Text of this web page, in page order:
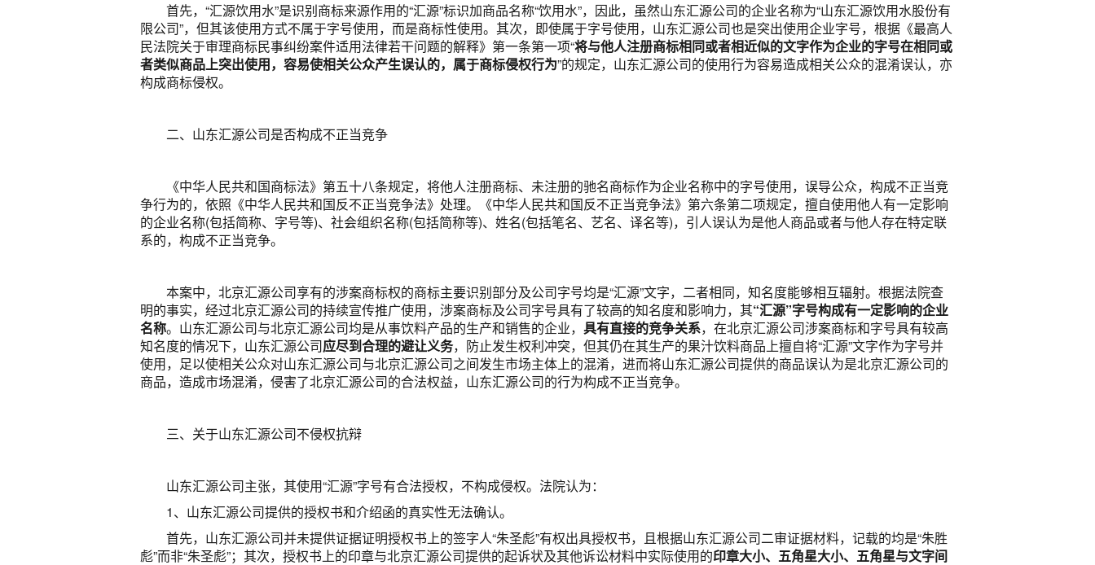
首先，“汇源饮用水”是识别商标来源作用的“汇源”标识加商品名称“饮用水”，因此，虽然山东汇源公司的企业名称为“山东汇源饮用水股份有
限公司”，但其该使用方式不属于字号使用，而是商标性使用。其次，即使属于字号使用，山东汇源公司也是突出使用企业字号，根据《最高人
民法院关于审理商标民事纠纷案件适用法律若干问题的解释》第一条第一项“将与他人注册商标相同或者相近似的文字作为企业的字号在相同或
者类似商品上突出使用，容易使相关公众产生误认的，属于商标侵权行为”的规定，山东汇源公司的使用行为容易造成相关公众的混淆误认，亦
构成商标侵权。
二、山东汇源公司是否构成不正当竞争
《中华人民共和国商标法》第五十八条规定，将他人注册商标、未注册的驰名商标作为企业名称中的字号使用，误导公众，构成不正当竞
争行为的，依照《中华人民共和国反不正当竞争法》处理。《中华人民共和国反不正当竞争法》第六条第二项规定，擅自使用他人有一定影响
的企业名称(包括简称、字号等)、社会组织名称(包括简称等)、姓名(包括笔名、艺名、译名等)，引人误认为是他人商品或者与他人存在特定联
系的，构成不正当竞争。
本案中，北京汇源公司享有的涉案商标权的商标主要识别部分及公司字号均是“汇源”文字，二者相同，知名度能够相互辐射。根据法院查
明的事实，经过北京汇源公司的持续宣传推广使用，涉案商标及公司字号具有了较高的知名度和影响力，其“汇源”字号构成有一定影响的企业
名称。山东汇源公司与北京汇源公司均是从事饮料产品的生产和销售的企业， 具有直接的竞争关系，在北京汇源公司涉案商标和字号具有较高
知名度的情况下，山东汇源公司应尽到合理的避让义务，防止发生权利冲突，但其仍在其生产的果汁饮料商品上擅自将“汇源”文字作为字号并
使用，足以使相关公众对山东汇源公司与北京汇源公司之间发生市场主体上的混淆，进而将山东汇源公司提供的商品误认为是北京汇源公司的
商品，造成市场混淆，侵害了北京汇源公司的合法权益，山东汇源公司的行为构成不正当竞争。
三、关于山东汇源公司不侵权抗辩
山东汇源公司主张，其使用“汇源”字号有合法授权，不构成侵权。 法院认为：
1、山东汇源公司提供的授权书和介绍函的真实性无法确认。
首先，山东汇源公司并未提供证据证明授权书上的签字人“朱圣彪”有权出具授权书，且根据山东汇源公司二审证据材料，记载的均是“朱胜
彪”而非“朱圣彪”；其次，授权书上的印章与北京汇源公司提供的起诉状及其他诉讼材料中实际使用的印章大小、五角星大小、五角星与文字间